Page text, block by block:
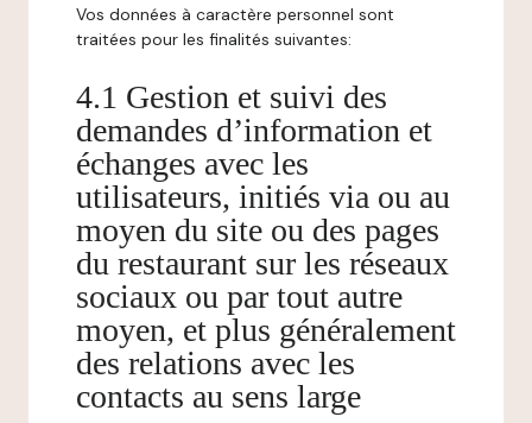
Vos données à caractère personnel sont
traitées pour les finalités suivantes:
4.1 Gestion et suivi des
demandes d’information et
échanges avec les
utilisateurs, initiés via ou au
moyen du site ou des pages
du restaurant sur les réseaux
sociaux ou par tout autre
moyen, et plus généralement
des relations avec les
contacts au sens large